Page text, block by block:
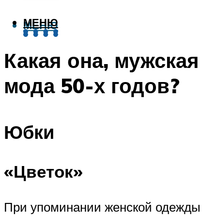
МЕНЮ
МЕНЮ
Какая она, мужская
мода 50-х годов?
Юбки
«Цветок»
При упоминании женской одежды